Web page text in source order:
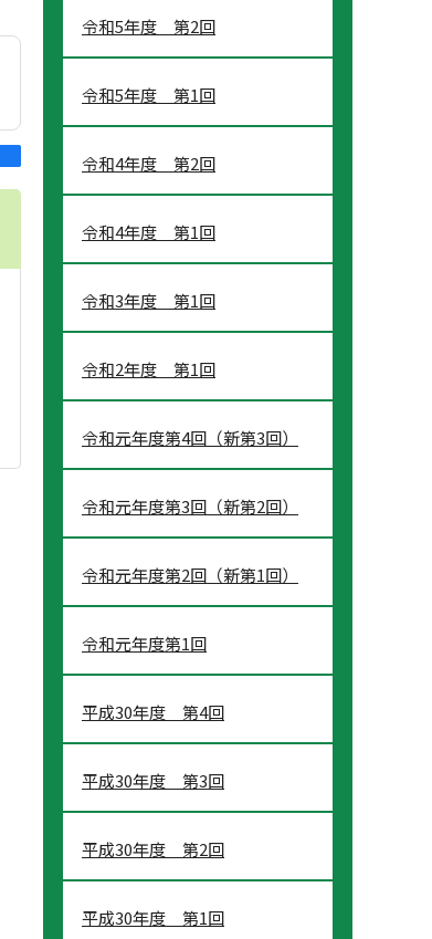
令和5年度 第2回
令和5年度 第1回
令和4年度 第2回
令和4年度 第1回
令和3年度 第1回
令和2年度 第1回
令和元年度第4回（新第3回）
令和元年度第3回（新第2回）
令和元年度第2回（新第1回）
令和元年度第1回
平成30年度 第4回
平成30年度 第3回
平成30年度 第2回
平成30年度 第1回